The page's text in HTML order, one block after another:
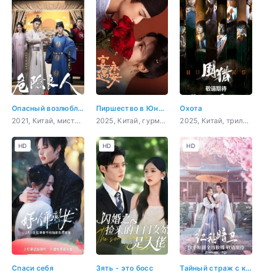
Опасный возлюбленный
2021, Китай, мистика, комедия, романтика, восточные единоборства
Пиршество в Юнъане
2025, Китай, гурман, история, романтика, фэнтези
Охота
2025, Китай, триллер, мистика
Спаси себя
HD
Зять - это босс
HD
Тайный страж с красными рукавами
HD